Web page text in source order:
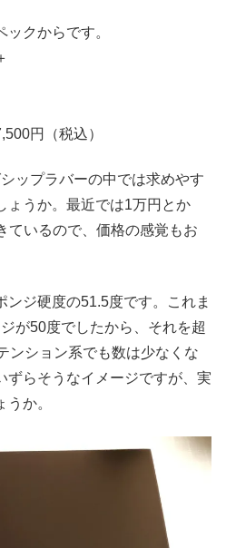
クからです。
円（税込）
ップラバーの中では求めやす
ょうか。最近では1万円とか
ているので、価格の感覚もお
ジ硬度の51.5度です。これま
が50度でしたから、それを超
ンション系でも数は少なくな
ずらそうなイメージですが、実
か。